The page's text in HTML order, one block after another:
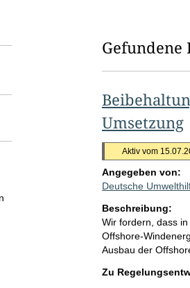
Gefundene
Umsetzung
Aktiv vom
Angegeben von:
Deutsche
Beschreibung:
Wir fordern, dass
Offshore-
Ausbau der
Zu